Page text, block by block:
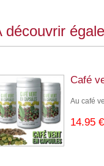
découvrir
Café
Au café
14.95 €